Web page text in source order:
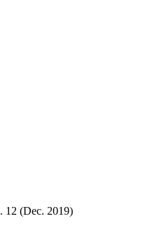
12 (Dec. 2019)